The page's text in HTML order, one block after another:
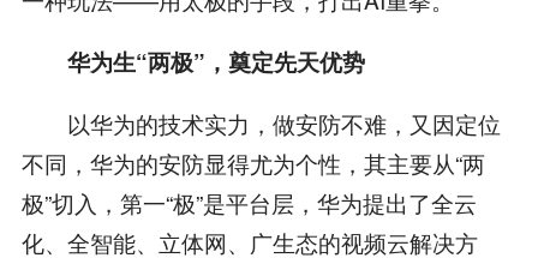
华为生“两极”，奠定先天优势
以华为的技术实力，做安防不难，又因定位
不同，华为的安防显得尤为个性，其主要从“两
极”切入，第一“极”是平台层，华为提出了全云
化、全智能、立体网、广生态的视频云解决方